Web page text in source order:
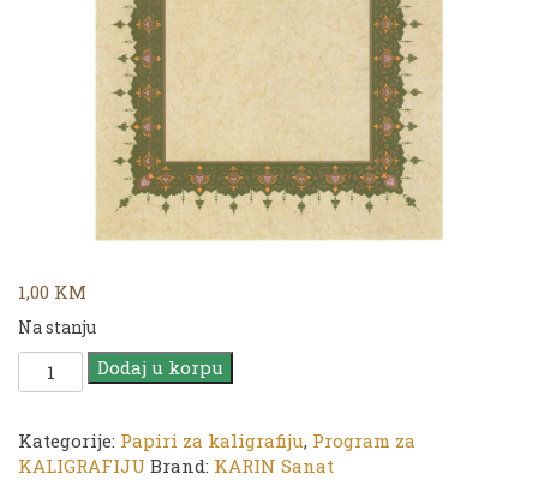
1,00 KM
Na stanju
KARIN
Papir
kaligrafiju
Ornament
Dodaj u korpu
Kategorije: Papiri za kaligrafiju, Program za
KALIGRAFIJU Brand: KARIN Sanat